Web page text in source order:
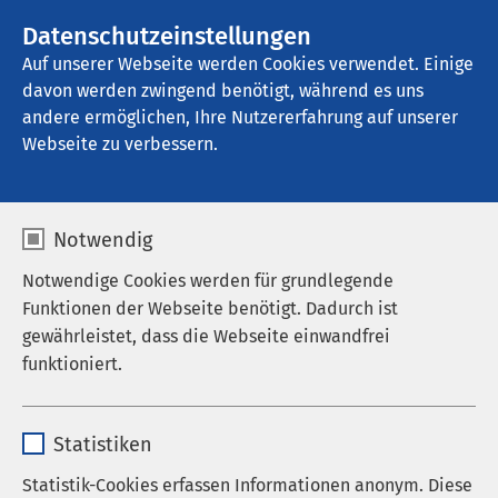
Datenschutzeinstellungen
Auf unserer Webseite werden Cookies verwendet. Einige
davon werden zwingend benötigt, während es uns
andere ermöglichen, Ihre Nutzererfahrung auf unserer
Webseite zu verbessern.
Notwendig
Notwendige Cookies werden für grundlegende
Funktionen der Webseite benötigt. Dadurch ist
gewährleistet, dass die Webseite einwandfrei
funktioniert.
Anbieter sgalinski
Statistiken
Statistik-Cookies erfassen Informationen anonym. Diese
AMEOS Ambulantes Klinikum Bremerhaven
Ethikkomitee
Hilfe und Unterstützung
bei Entscheidungen in
Grenzsituationen
Die Möglichkeiten der modernen Medizin werfen